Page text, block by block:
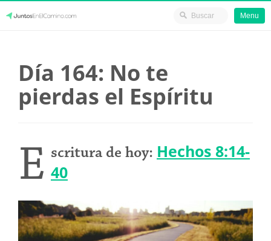
content
Menu
Día 164: No te
pierdas el Espíritu
E scritura de hoy: Hechos 8:14-
40